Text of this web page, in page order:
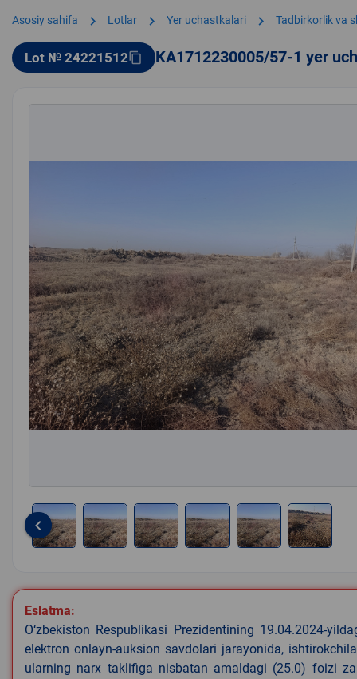
Asosiy sahifa chevron_right Lotlar chevron_right Yer uchastkalari chevron_right Tadbirkorlik va
Lot № 24221512content_copy KA1712230005/57-1 yer
of
6
keyboard_arrow_left
Eslatma:
O‘zbekiston Respublikasi Prezidentining 19.04.2024-
elektron onlayn-auksion savdolari jarayonida,
ularning narx taklifiga nisbatan amaldagi (25.0) foizi